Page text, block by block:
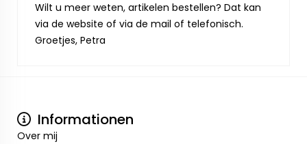
Wilt u meer weten, artikelen bestellen? Dat kan
via de website of via de mail of telefonisch.
Groetjes, Petra
Informationen
Over mij